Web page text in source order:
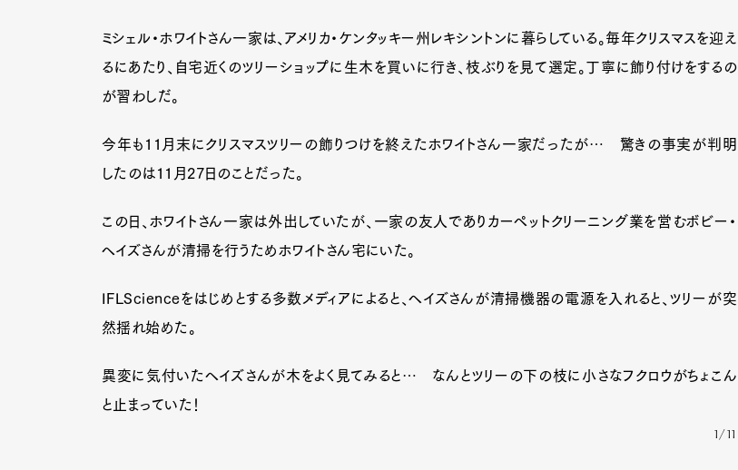
ミシェル・ホワイトさん一家は、アメリカ・ケンタッキー州レキシントンに暮らしている。毎年クリスマスを迎え
るにあたり、自宅近くのツリーショップに生木を買いに行き、枝ぶりを見て選定。丁寧に飾り付けをするの
が習わしだ。
今年も11月末にクリスマスツリーの飾りつけを終えたホワイトさん一家だったが… 驚きの事実が判明
したのは11月27日のことだった。
この日、ホワイトさん一家は外出していたが、一家の友人でありカーペットクリーニング業を営むボビー・
ヘイズさんが清掃を行うためホワイトさん宅にいた。
IFLScienceをはじめとする多数メディアによると、ヘイズさんが清掃機器の電源を入れると、ツリーが突
然揺れ始めた。
異変に気付いたヘイズさんが木をよく見てみると… なんとツリーの下の枝に小さなフクロウがちょこん
と止まっていた！
1/11